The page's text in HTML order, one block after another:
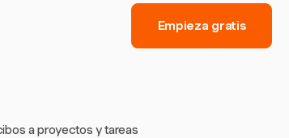
Empieza gratis
a proyectos y tareas